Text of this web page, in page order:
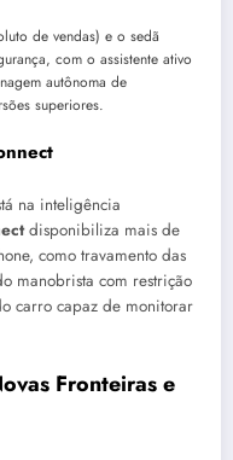
de vendas) e o sedã
com o assistente ativo
autônoma de
superiores.
na inteligência
disponibiliza mais de
como travamento das
manobrista com restrição
carro capaz de monitorar
Fronteiras e